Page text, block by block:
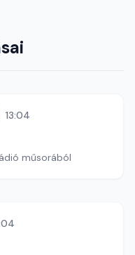
13:04
műsorából